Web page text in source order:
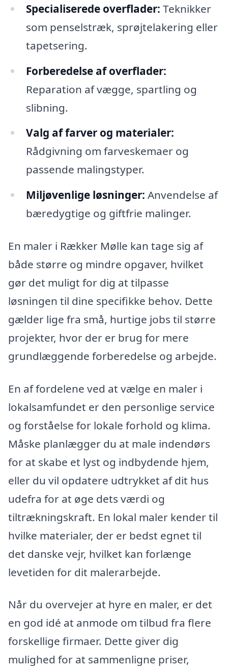
Specialiserede overflader: Teknikker
som penselstræk, sprøjtelakering eller
tapetsering.
Forberedelse af overflader:
Reparation af vægge, spartling og
slibning.
Valg af farver og materialer:
Rådgivning om farveskemaer og
passende malingstyper.
Miljøvenlige løsninger: Anvendelse af
bæredygtige og giftfrie malinger.
En maler i Rækker Mølle kan tage sig af
både større og mindre opgaver, hvilket
gør det muligt for dig at tilpasse
løsningen til dine specifikke behov. Dette
gælder lige fra små, hurtige jobs til større
projekter, hvor der er brug for mere
grundlæggende forberedelse og arbejde.
En af fordelene ved at vælge en maler i
lokalsamfundet er den personlige service
og forståelse for lokale forhold og klima.
Måske planlægger du at male indendørs
for at skabe et lyst og indbydende hjem,
eller du vil opdatere udtrykket af dit hus
udefra for at øge dets værdi og
tiltrækningskraft. En lokal maler kender til
hvilke materialer, der er bedst egnet til
det danske vejr, hvilket kan forlænge
levetiden for dit malerarbejde.
Når du overvejer at hyre en maler, er det
en god idé at anmode om tilbud fra flere
forskellige firmaer. Dette giver dig
mulighed for at sammenligne priser,